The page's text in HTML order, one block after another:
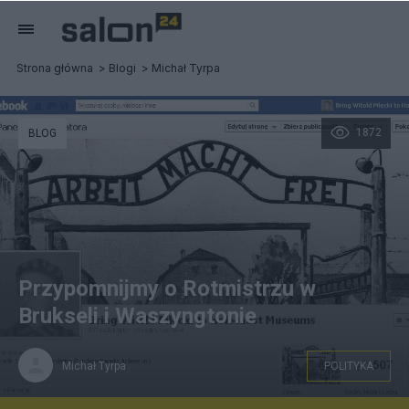
Strona główna Blogi Michał Tyrpa
1872
BLOG
Przypomnijmy o Rotmistrzu w
Brukseli i Waszyngtonie
Michał Tyrpa POLITYKA